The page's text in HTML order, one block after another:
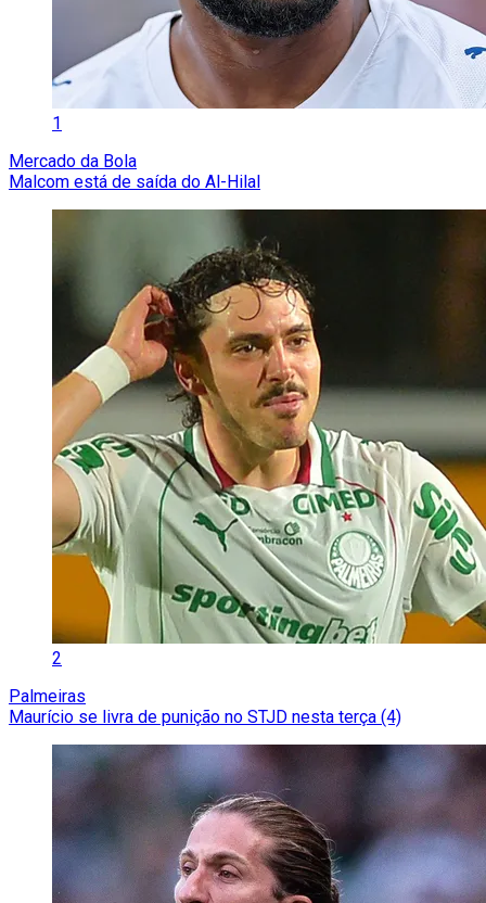
1
Mercado da Bola
Malcom está de saída do Al-Hilal
2
Palmeiras
Maurício se livra de punição no STJD nesta terça (4)